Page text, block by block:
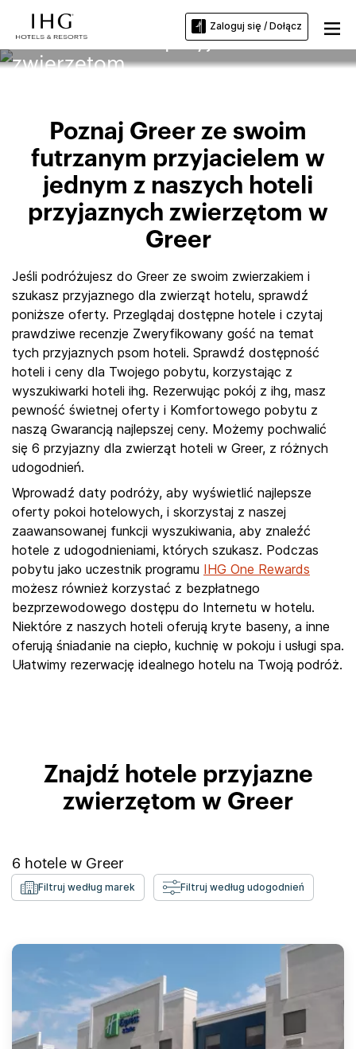
Zaloguj się / Dołącz
Greer — hotele przyjazne
zwierzętom
Poznaj Greer ze swoim
futrzanym przyjacielem w
jednym z naszych hoteli
przyjaznych zwierzętom w
Greer
Jeśli podróżujesz do Greer ze swoim zwierzakiem i
szukasz przyjaznego dla zwierząt hotelu, sprawdź
poniższe oferty. Przeglądaj dostępne hotele i czytaj
prawdziwe recenzje Zweryfikowany gość na temat
tych przyjaznych psom hoteli. Sprawdź dostępność
hoteli i ceny dla Twojego pobytu, korzystając z
wyszukiwarki hoteli ihg. Rezerwując pokój z ihg, masz
pewność świetnej oferty i Komfortowego pobytu z
naszą Gwarancją najlepszej ceny. Możemy pochwalić
się 6 przyjazny dla zwierząt hoteli w Greer, z różnych
udogodnień.
Wprowadź daty podróży, aby wyświetlić najlepsze
oferty pokoi hotelowych, i skorzystaj z naszej
zaawansowanej funkcji wyszukiwania, aby znaleźć
hotele z udogodnieniami, których szukasz. Podczas
pobytu jako uczestnik programu IHG One Rewards
możesz również korzystać z bezpłatnego
bezprzewodowego dostępu do Internetu w hotelu.
Niektóre z naszych hoteli oferują kryte baseny, a inne
oferują śniadanie na ciepło, kuchnię w pokoju i usługi spa.
Ułatwimy rezerwację idealnego hotelu na Twoją podróż.
Znajdź hotele przyjazne
zwierzętom w Greer
6 hotele w Greer
Filtruj według marek Filtruj według udogodnień